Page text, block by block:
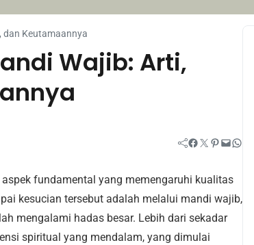
dan Keutamaannya
Wajib: Arti,
Facebook Twitter Pinterest Mail WhatsApp
fundamental yang memengaruhi kualitas
kesucian tersebut adalah melalui mandi wajib,
mengalami hadas besar. Lebih dari sekadar
spiritual yang mendalam, yang dimulai